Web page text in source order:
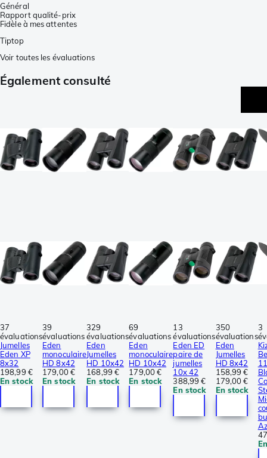
Général
Rapport qualité-prix
Fidèle à mes attentes
Tiptop
Voir toutes les évaluations
Également consulté
37
évaluations
Jumelles
Eden XP
8x32
198,99 €
En stock
39
évaluations
Eden
monoculaire
HD 8x42
179,00 €
En stock
329
évaluations
Eden
Jumelles
HD 10x42
168,99 €
En stock
69
évaluations
Eden
monoculaire
HD 10x42
179,00 €
En stock
13
évaluations
Eden ED
paire de
jumelles
10x 42
388,99 €
En stock
350
évaluations
Eden
Jumelles
HD 8x42
158,99 €
179,00 €
En stock
3